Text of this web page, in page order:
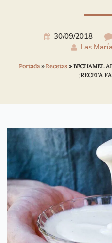
30/09/2018
Las
Portada»Recetas»BECHAMEL
¡RECETA